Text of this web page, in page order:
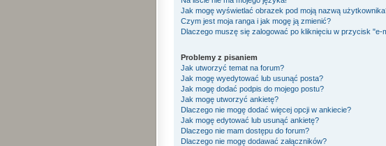
Jak mogę wyświetlać obrazek pod moją nazwą
Czym jest moja ranga i jak mogę ją zmienić?
Dlaczego muszę się zalogować po kliknięciu w przycisk "e-
Problemy z pisaniem
Jak utworzyć temat na forum?
Jak mogę wyedytować lub usunąć posta?
Jak mogę dodać podpis do mojego postu?
Jak mogę utworzyć ankietę?
Dlaczego nie mogę dodać więcej opcji w ankiecie?
Jak mogę edytować lub usunąć ankietę?
Dlaczego nie mam dostępu do forum?
Dlaczego nie mogę dodawać załączników?